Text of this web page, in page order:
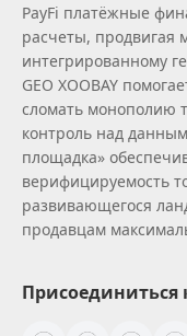
PayFi платёжные
расчеты, продвигая
интегрированному
GEO XOOBAY
сломать монополию
контроль над
площадка»
верифицируемость
развивающегося
продавцам
Присоединиться